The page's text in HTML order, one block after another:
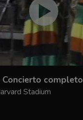
Concierto completo
Stadium